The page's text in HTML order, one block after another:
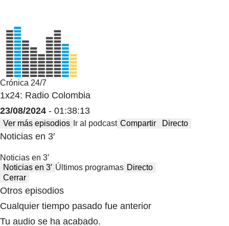
Crónica 24/7
1x24: Radio Colombia
23/08/2024 - 01:38:13
Ver más episodios Ir al podcast Compartir Directo
Noticias en 3′
Noticias en 3′
Noticias en 3′ Últimos programas Directo
Cerrar
Otros episodios
Cualquier tiempo pasado fue anterior
Tu audio se ha acabado.